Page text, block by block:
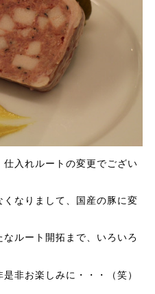
入れルートの変更でござい
なりまして、国産の豚に変
ルート開拓まで、いろいろ
非お楽しみに・・・（笑）